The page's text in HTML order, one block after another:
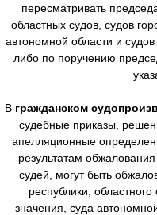
пересматривать
областных судов, судов
автономной области и
либо по поручению
В гражданском
судебные приказы,
апелляционные
результатам
судей, могут быть
республики,
значения, суда